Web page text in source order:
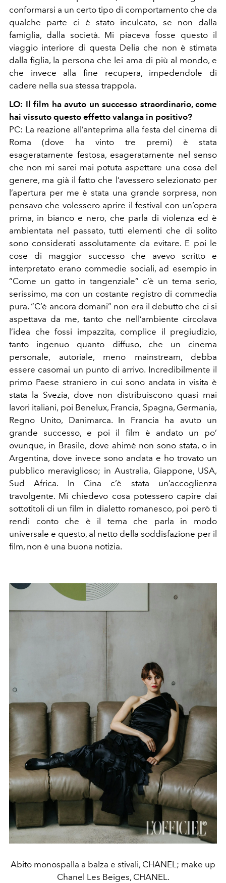
conformarsi a un certo tipo di comportamento che da
qualche parte ci è stato inculcato, se non dalla
famiglia, dalla società. Mi piaceva fosse questo il
viaggio interiore di questa Delia che non è stimata
dalla figlia, la persona che lei ama di più al mondo, e
che invece alla fine recupera, impedendole di
cadere nella sua stessa trappola.
LO: Il film ha avuto un successo straordinario, come
hai vissuto questo effetto valanga in positivo?
PC: La reazione all’anteprima alla festa del cinema di
Roma (dove ha vinto tre premi) è stata
esageratamente festosa, esageratamente nel senso
che non mi sarei mai potuta aspettare una cosa del
genere, ma già il fatto che l’avessero selezionato per
l’apertura per me è stata una grande sorpresa, non
pensavo che volessero aprire il festival con un’opera
prima, in bianco e nero, che parla di violenza ed è
ambientata nel passato, tutti elementi che di solito
sono considerati assolutamente da evitare. E poi le
cose di maggior successo che avevo scritto e
interpretato erano commedie sociali, ad esempio in
“Come un gatto in tangenziale” c’è un tema serio,
serissimo, ma con un costante registro di commedia
pura. “C’è ancora domani” non era il debutto che ci si
aspettava da me, tanto che nell’ambiente circolava
l’idea che fossi impazzita, complice il pregiudizio,
tanto ingenuo quanto diffuso, che un cinema
personale, autoriale, meno mainstream, debba
essere casomai un punto di arrivo. Incredibilmente il
primo Paese straniero in cui sono andata in visita è
stata la Svezia, dove non distribuiscono quasi mai
lavori italiani, poi Benelux, Francia, Spagna, Germania,
Regno Unito, Danimarca. In Francia ha avuto un
grande successo, e poi il film è andato un po’
ovunque, in Brasile, dove ahimè non sono stata, o in
Argentina, dove invece sono andata e ho trovato un
pubblico meraviglioso; in Australia, Giappone, USA,
Sud Africa. In Cina c’è stata un’accoglienza
travolgente. Mi chiedevo cosa potessero capire dai
sottotitoli di un film in dialetto romanesco, poi però ti
rendi conto che è il tema che parla in modo
universale e questo, al netto della soddisfazione per il
film, non è una buona notizia.
Abito monospalla a balza e stivali, CHANEL; make up
Chanel Les Beiges, CHANEL.